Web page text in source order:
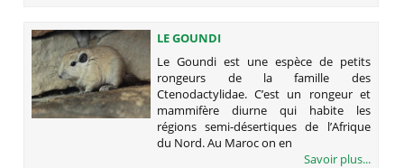
LE GOUNDI
Le Goundi est une espèce de petits
rongeurs de la famille des
Ctenodactylidae. C’est un rongeur et
mammifère diurne qui habite les
régions semi-désertiques de l’Afrique
du Nord. Au Maroc on en
Savoir plus...